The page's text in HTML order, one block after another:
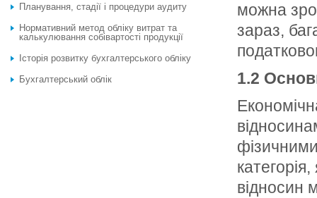
можна
зараз,
1.2
відносин
Планування, стадії і процедури аудиту
Нормативний метод обліку витрат та
калькулювання собівартості продукції
Історія розвитку бухгалтерського обліку
Бухгалтерський облік